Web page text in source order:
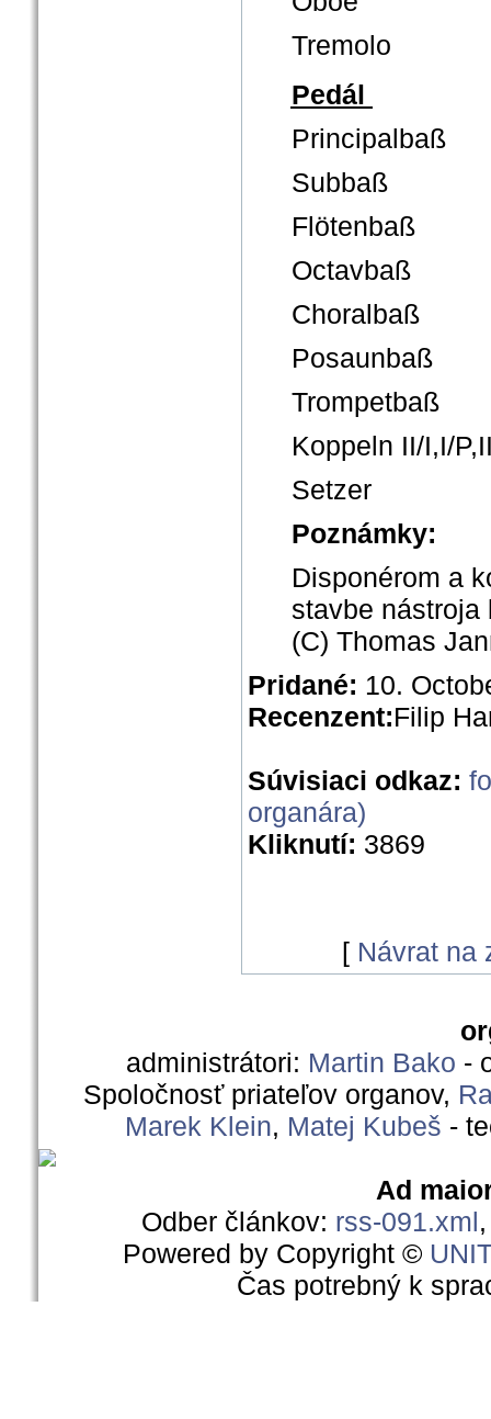
Tremolo
Pedál
Principalbaß
Subbaß
Flötenbaß
Octavbaß
Choralbaß
Posaunbaß
Trompetbaß
Koppeln II/I,I/
Setzer
Poznámky:
Disponérom a
stavbe nástroja
(C) Thomas
Pridané: 10.
Recenzent:Filip
Súvisiaci odkaz:
organára)
Kliknutí: 3869
[ Návrat na
administrátori: Martin Bako -
Spoločnosť priateľov organov,
Marek Klein, Matej Kubeš -
Ad
Odber článkov: rss-091.xml
Powered by Copyright ©
Čas potrebný k